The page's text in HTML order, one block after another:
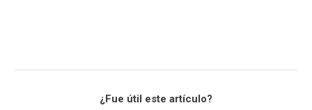
¿Fue útil este artículo?